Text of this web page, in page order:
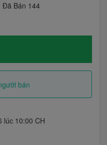
Đã Bán 144
bán
lúc 10:00 CH